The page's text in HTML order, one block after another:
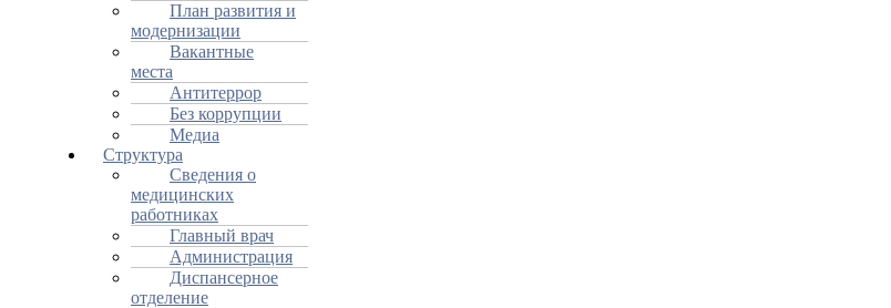
План развития и
модернизации
Вакантные
места
Антитеррор
Без коррупции
Медиа
Структура
Сведения о
медицинских
работниках
Главный врач
Администрация
Диспансерное
отделение